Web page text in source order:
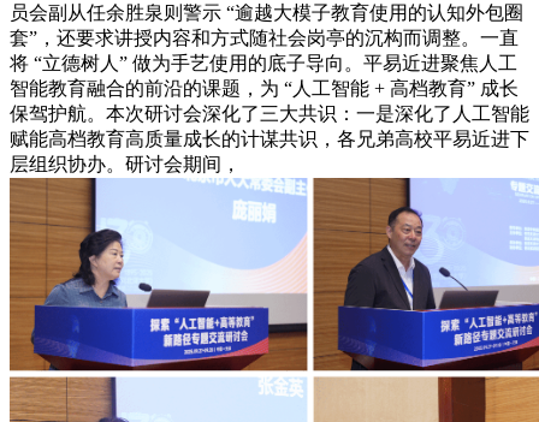
员会副从任余胜泉则警示 “逾越大模子教育使用的认知外包圈
套”，还要求讲授内容和方式随社会岗亭的沉构而调整。一直
将 “立德树人” 做为手艺使用的底子导向。平易近进聚焦人工
智能教育融合的前沿的课题，为 “人工智能 + 高档教育” 成长
保驾护航。本次研讨会深化了三大共识：一是深化了人工智能
赋能高档教育高质量成长的计谋共识，各兄弟高校平易近进下
层组织协办。研讨会期间，